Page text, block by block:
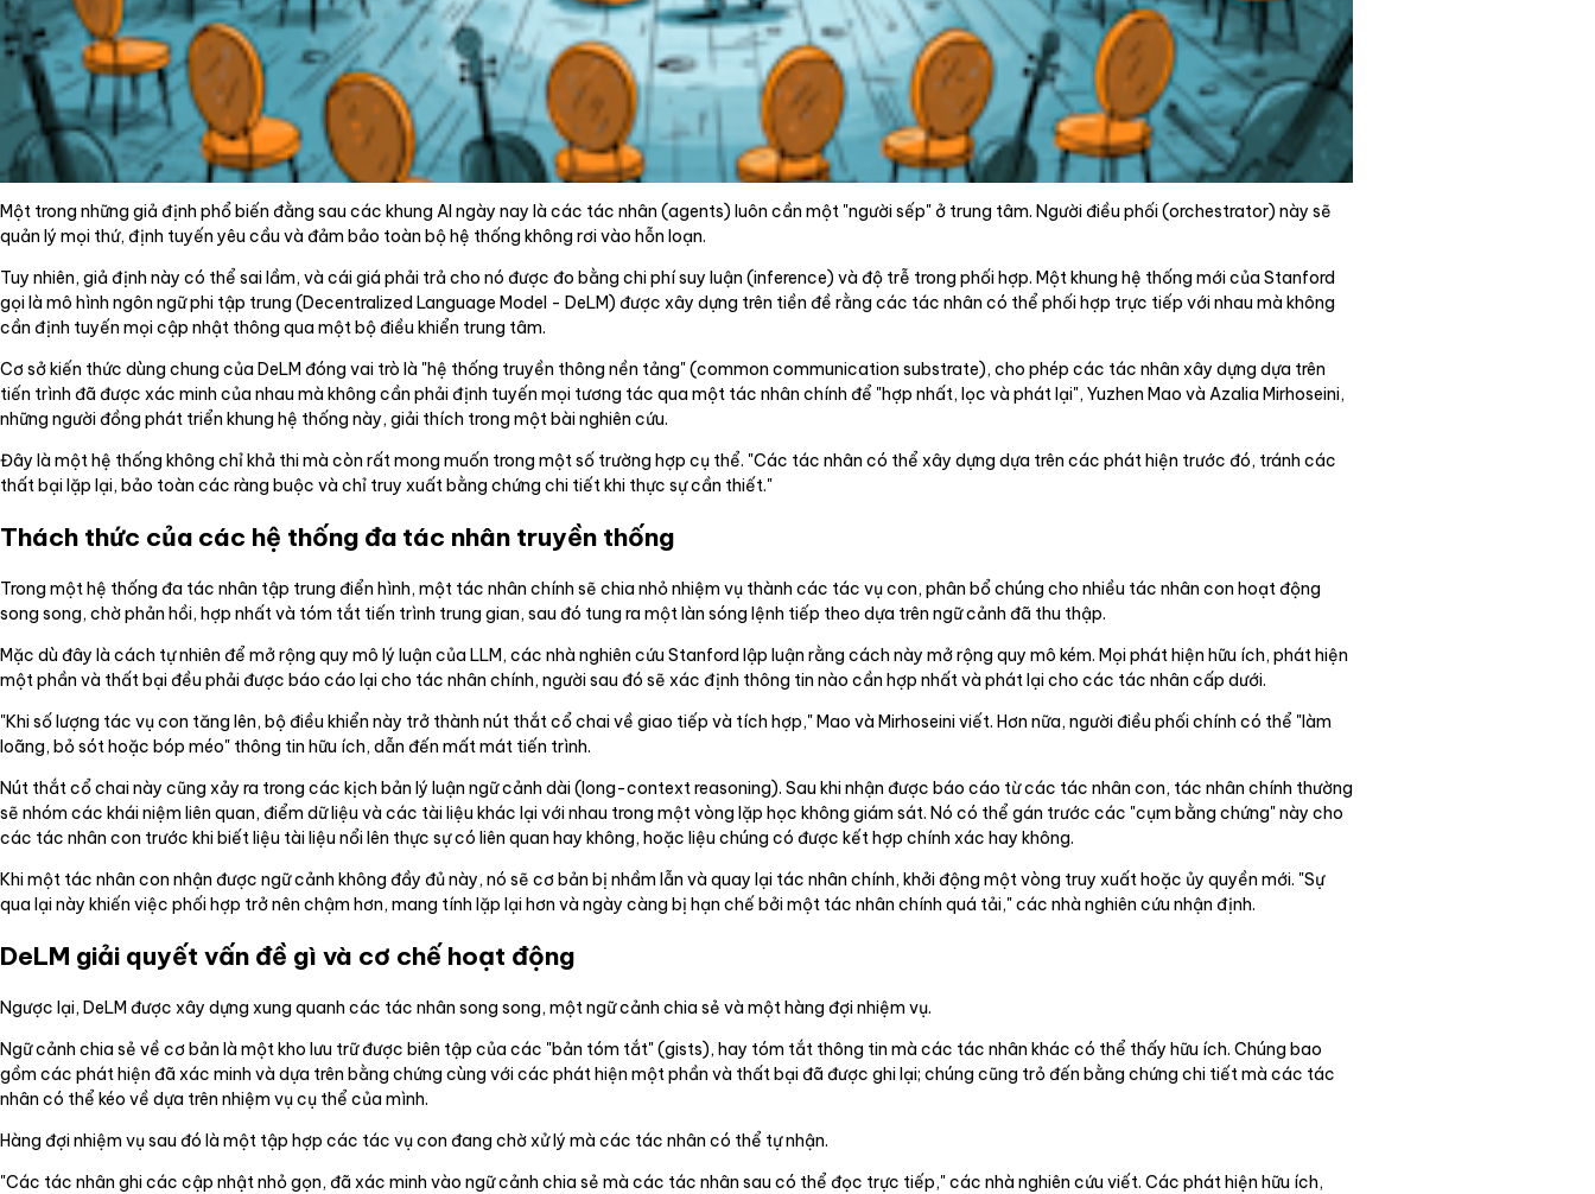
Một trong những giả định phổ biến đằng sau các khung AI ngày nay là các tác nhân (agents) luôn cần một "người sếp" ở trung tâm. Người điều phối (orchestrator) này sẽ
quản lý mọi thứ, định tuyến yêu cầu và đảm bảo toàn bộ hệ thống không rơi vào hỗn loạn.
Tuy nhiên, giả định này có thể sai lầm, và cái giá phải trả cho nó được đo bằng chi phí suy luận (inference) và độ trễ trong phối hợp. Một khung hệ thống mới của Stanford
gọi là mô hình ngôn ngữ phi tập trung (Decentralized Language Model - DeLM) được xây dựng trên tiền đề rằng các tác nhân có thể phối hợp trực tiếp với nhau mà không
cần định tuyến mọi cập nhật thông qua một bộ điều khiển trung tâm.
Cơ sở kiến thức dùng chung của DeLM đóng vai trò là "hệ thống truyền thông nền tảng" (common communication substrate), cho phép các tác nhân xây dựng dựa trên
tiến trình đã được xác minh của nhau mà không cần phải định tuyến mọi tương tác qua một tác nhân chính để "hợp nhất, lọc và phát lại", Yuzhen Mao và Azalia Mirhoseini,
những người đồng phát triển khung hệ thống này, giải thích trong một bài nghiên cứu.
Đây là một hệ thống không chỉ khả thi mà còn rất mong muốn trong một số trường hợp cụ thể. "Các tác nhân có thể xây dựng dựa trên các phát hiện trước đó, tránh các
thất bại lặp lại, bảo toàn các ràng buộc và chỉ truy xuất bằng chứng chi tiết khi thực sự cần thiết."
Thách thức của các hệ thống đa tác nhân truyền thống
Trong một hệ thống đa tác nhân tập trung điển hình, một tác nhân chính sẽ chia nhỏ nhiệm vụ thành các tác vụ con, phân bổ chúng cho nhiều tác nhân con hoạt động
song song, chờ phản hồi, hợp nhất và tóm tắt tiến trình trung gian, sau đó tung ra một làn sóng lệnh tiếp theo dựa trên ngữ cảnh đã thu thập.
Mặc dù đây là cách tự nhiên để mở rộng quy mô lý luận của LLM, các nhà nghiên cứu Stanford lập luận rằng cách này mở rộng quy mô kém. Mọi phát hiện hữu ích, phát hiện
một phần và thất bại đều phải được báo cáo lại cho tác nhân chính, người sau đó sẽ xác định thông tin nào cần hợp nhất và phát lại cho các tác nhân cấp dưới.
"Khi số lượng tác vụ con tăng lên, bộ điều khiển này trở thành nút thắt cổ chai về giao tiếp và tích hợp," Mao và Mirhoseini viết. Hơn nữa, người điều phối chính có thể "làm
loãng, bỏ sót hoặc bóp méo" thông tin hữu ích, dẫn đến mất mát tiến trình.
Nút thắt cổ chai này cũng xảy ra trong các kịch bản lý luận ngữ cảnh dài (long-context reasoning). Sau khi nhận được báo cáo từ các tác nhân con, tác nhân chính thường
sẽ nhóm các khái niệm liên quan, điểm dữ liệu và các tài liệu khác lại với nhau trong một vòng lặp học không giám sát. Nó có thể gán trước các "cụm bằng chứng" này cho
các tác nhân con trước khi biết liệu tài liệu nổi lên thực sự có liên quan hay không, hoặc liệu chúng có được kết hợp chính xác hay không.
Khi một tác nhân con nhận được ngữ cảnh không đầy đủ này, nó sẽ cơ bản bị nhầm lẫn và quay lại tác nhân chính, khởi động một vòng truy xuất hoặc ủy quyền mới. "Sự
qua lại này khiến việc phối hợp trở nên chậm hơn, mang tính lặp lại hơn và ngày càng bị hạn chế bởi một tác nhân chính quá tải," các nhà nghiên cứu nhận định.
DeLM giải quyết vấn đề gì và cơ chế hoạt động
Ngược lại, DeLM được xây dựng xung quanh các tác nhân song song, một ngữ cảnh chia sẻ và một hàng đợi nhiệm vụ.
Ngữ cảnh chia sẻ về cơ bản là một kho lưu trữ được biên tập của các "bản tóm tắt" (gists), hay tóm tắt thông tin mà các tác nhân khác có thể thấy hữu ích. Chúng bao
gồm các phát hiện đã xác minh và dựa trên bằng chứng cùng với các phát hiện một phần và thất bại đã được ghi lại; chúng cũng trỏ đến bằng chứng chi tiết mà các tác
nhân có thể kéo về dựa trên nhiệm vụ cụ thể của mình.
Hàng đợi nhiệm vụ sau đó là một tập hợp các tác vụ con đang chờ xử lý mà các tác nhân có thể tự nhận.
"Các tác nhân ghi các cập nhật nhỏ gọn, đã xác minh vào ngữ cảnh chia sẻ mà các tác nhân sau có thể đọc trực tiếp," các nhà nghiên cứu viết. Các phát hiện hữu ích,